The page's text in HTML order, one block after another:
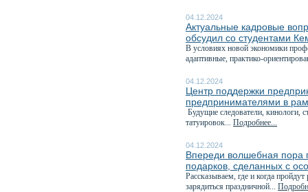
04.12.2024
Актуальные кадровые
обсудил со студентами
В условиях новой экономики
адаптивные, практико-
04.12.2024
Центр поддержки
предпринимателями в
Будущие следователи, кинологи,
татуировок... Подробнее...
04.12.2024
Впереди волшебная пора
подарков, сделанных с
Рассказываем, где и когда
зарядиться праздничной...